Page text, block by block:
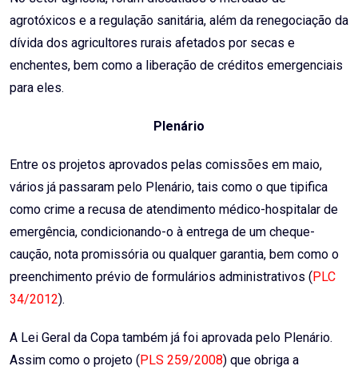
agrotóxicos e a regulação sanitária, além da renegociação da
dívida dos agricultores rurais afetados por secas e
enchentes, bem como a liberação de créditos emergenciais
para eles.
Plenário
Entre os projetos aprovados pelas comissões em maio,
vários já passaram pelo Plenário, tais como o que tipifica
como crime a recusa de atendimento médico-hospitalar de
emergência, condicionando-o à entrega de um cheque-
caução, nota promissória ou qualquer garantia, bem como o
preenchimento prévio de formulários administrativos ( PLC
34/2012).
A Lei Geral da Copa também já foi aprovada pelo Plenário.
Assim como o projeto ( PLS 259/2008) que obriga a